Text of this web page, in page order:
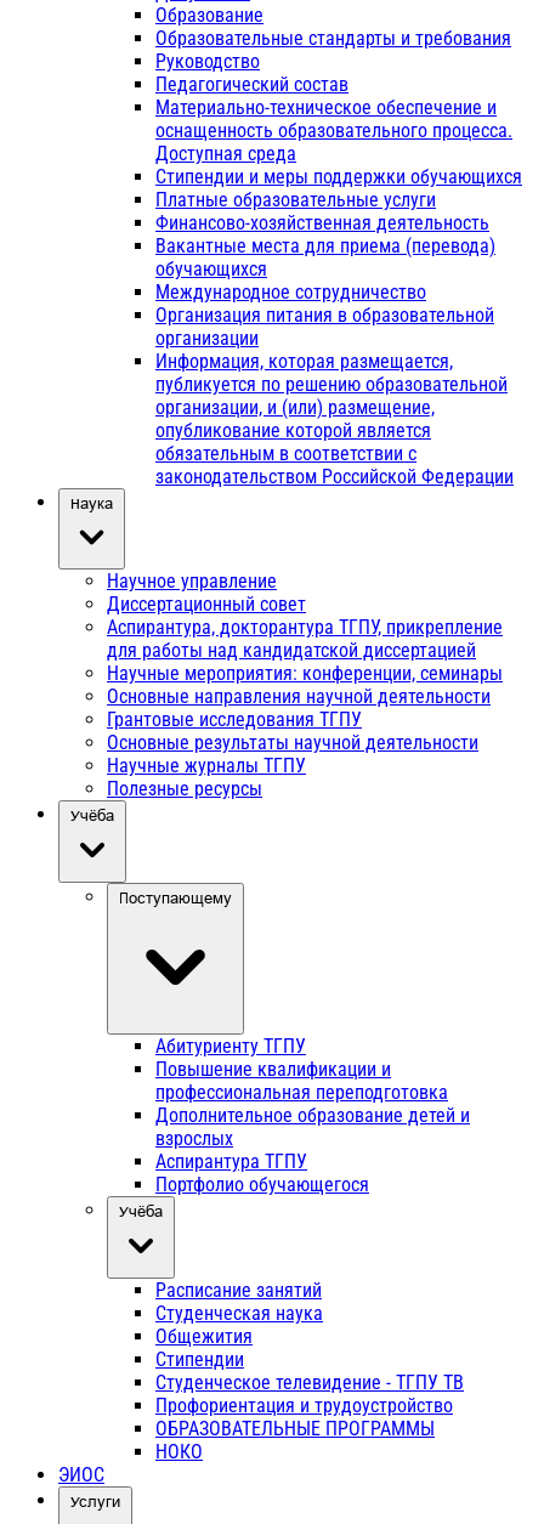
Образование
Образовательные стандарты и требования
Руководство
Педагогический состав
Материально-техническое обеспечение и
оснащенность образовательного процесса.
Доступная среда
Стипендии и меры поддержки обучающихся
Платные образовательные услуги
Финансово-хозяйственная деятельность
Вакантные места для приема (перевода)
обучающихся
Международное сотрудничество
Организация питания в образовательной
организации
Информация, которая размещается,
публикуется по решению образовательной
организации, и (или) размещение,
опубликование которой является
обязательным в соответствии с
законодательством Российской Федерации
Наука
Научное управление
Диссертационный совет
Аспирантура, докторантура ТГПУ, прикрепление
для работы над кандидатской диссертацией
Научные мероприятия: конференции, семинары
Основные направления научной деятельности
Грантовые исследования ТГПУ
Основные результаты научной деятельности
Научные журналы ТГПУ
Полезные ресурсы
Учёба
Поступающему
Абитуриенту ТГПУ
Повышение квалификации и
профессиональная переподготовка
Дополнительное образование детей и
взрослых
Аспирантура ТГПУ
Портфолио обучающегося
Учёба
Расписание занятий
Студенческая наука
Общежития
Стипендии
Студенческое телевидение - ТГПУ ТВ
Профориентация и трудоустройство
ОБРАЗОВАТЕЛЬНЫЕ ПРОГРАММЫ
НОКО
ЭИОС
Услуги